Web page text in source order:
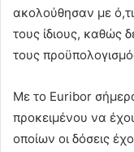
ακολούθησαν με
τους ίδιους, καθώς
τους
Με το Euribor
προκειμένου να
οποίων οι δόσεις